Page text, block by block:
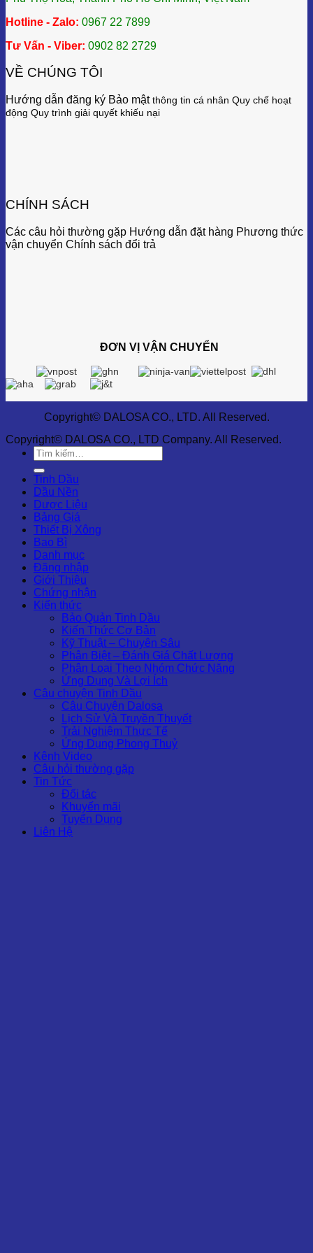
Hotline - Zalo: 0967 22 7899
Tư Vấn - Viber: 0902 82 2729
VỀ CHÚNG TÔI
Hướng dẫn đăng ký Bảo mậtthông tin cá nhân Quy chế hoạt
động Quy trình giải quyết khiếu nại
CHÍNH SÁCH
Các câu hỏi thường gặp Hướng dẫn đặt hàng Phương thức
vận chuyển Chính sách đổi trả
ĐƠN VỊ VẬN CHUYỂN
Copyright© DALOSA CO., LTD. All Reserved.
Copyright© DALOSA CO., LTD Company. All Reserved.
Tìm
kiếm:
Tinh Dầu
Dầu Nền
Dược Liệu
Bảng Giá
Thiết Bị Xông
Bao Bì
Danh mục
Đăng nhập
Giới Thiệu
Chứng nhận
Kiến thức
Bảo Quản Tinh Dầu
Kiến Thức Cơ Bản
Kỹ Thuật – Chuyên Sâu
Phân Biệt – Đánh Giá Chất Lượng
Phân Loại Theo Nhóm Chức Năng
Ứng Dụng Và Lợi Ích
Câu chuyện Tinh Dầu
Câu Chuyện Dalosa
Lịch Sử Và Truyền Thuyết
Trải Nghiệm Thực Tế
Ứng Dụng Phong Thuỷ
Kênh Video
Câu hỏi thường gặp
Tin Tức
Đối tác
Khuyến mãi
Tuyển Dụng
Liên Hệ